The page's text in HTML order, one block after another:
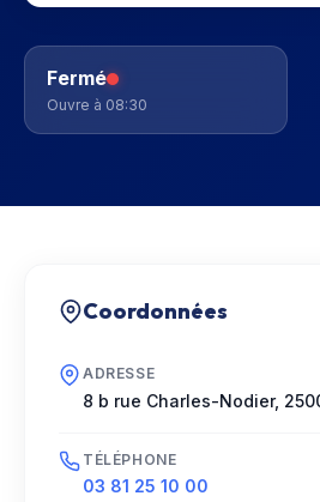
Fermé
Ouvre à 08:30
Coordonnées
ADRESSE
8 b rue Charles-Nodier,
TÉLÉPHONE
03 81 25 10 00